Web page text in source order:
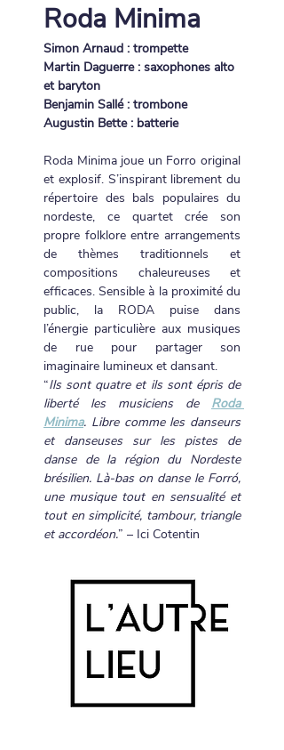
Roda Minima
Simon Arnaud : trompette
Martin Daguerre : saxophones alto
et baryton
Benjamin Sallé : trombone
Augustin Bette : batterie
Roda Minima joue un Forro original
et explosif. S’inspirant librement du
répertoire des bals populaires du
nordeste, ce quartet crée son
propre folklore entre arrangements
de thèmes traditionnels et
compositions chaleureuses et
efficaces. Sensible à la proximité du
public, la RODA puise dans
l’énergie particulière aux musiques
de rue pour partager son
imaginaire lumineux et dansant.
“Ils sont quatre et ils sont épris de
liberté les musiciens de Roda
Minima. Libre comme les danseurs
et danseuses sur les pistes de
danse de la région du Nordeste
brésilien. Là-bas on danse le Forró,
une musique tout en sensualité et
tout en simplicité, tambour, triangle
et accordéon.” – Ici Cotentin